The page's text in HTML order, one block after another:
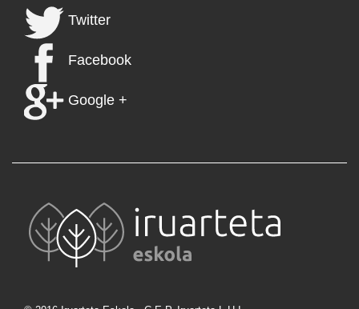
Twitter
Facebook
Google +